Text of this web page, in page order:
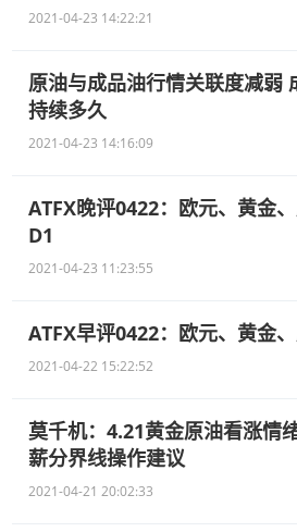
2021-04-23 14:22:21
原油与成品油行情关联度减弱
持续多久
2021-04-23 14:16:09
ATFX晚评0422：欧元、黄金
D1
2021-04-23 11:23:55
ATFX早评0422：欧元、黄金
2021-04-22 15:22:52
莫千机：4.21黄金原油看涨情
薪分界线操作建议
2021-04-21 20:02:33